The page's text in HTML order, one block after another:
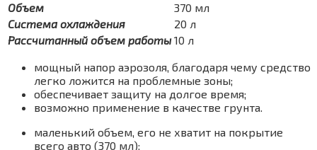
Объем
370 мл
Система охлаждения
20 л
Рассчитанный объем работы 10 л
мощный напор аэрозоля, благодаря чему средство
легко ложится на проблемные зоны;
обеспечивает защиту на долгое время;
возможно применение в качестве грунта.
маленький объем, его не хватит на покрытие
всего авто (370 мл);